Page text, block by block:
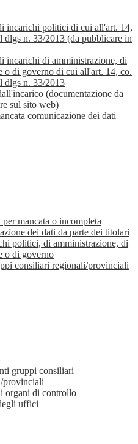
incarichi politici di cui all'art. 14,
dlgs n. 33/2013 (da pubblicare in
incarichi di amministrazione, di
o di governo di cui all'art. 14, co.
dlgs n. 33/2013
(documentazione da
sul sito web)
comunicazione dei dati
per mancata o incompleta
dei dati da parte dei titolari
politici, di amministrazione, di
o di governo
consiliari regionali/provinciali
gruppi consiliari
provinciali
organi di controllo
uffici